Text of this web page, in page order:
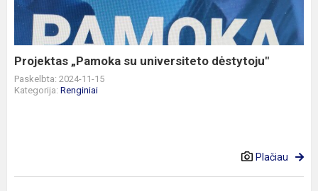
dėstytoju"
Projektas „Pamoka su universiteto dėstytoju"
Paskelbta: 2024-11-15
Kategorija: Renginiai
Plačiau